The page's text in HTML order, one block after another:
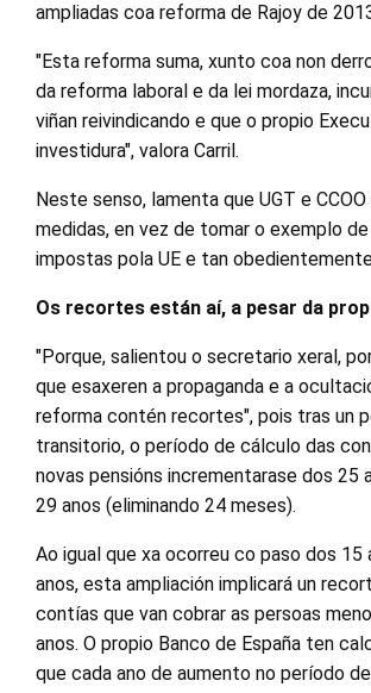
ampliadas coa reforma de Rajoy de
"Esta reforma suma, xunto coa non
da reforma laboral e da lei mordaza,
viñan reivindicando e que o propio
investidura", valora Carril.
Neste senso, lamenta que UGT e
medidas, en vez de tomar o exemplo
impostas pola UE e tan
Os recortes están aí, a pesar da
"Porque, salientou o secretario xeral,
que esaxeren a propaganda e a
reforma contén recortes", pois tras un
transitorio, o período de cálculo das
novas pensións incrementarase dos 25
29 anos (eliminando 24 meses).
Ao igual que xa ocorreu co paso dos 15
anos, esta ampliación implicará un
contías que van cobrar as persoas
anos. O propio Banco de España ten
que cada ano de aumento no período